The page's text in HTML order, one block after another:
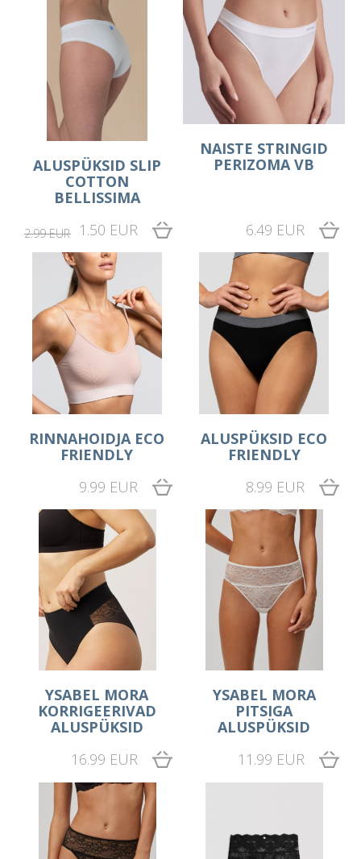
ALUSPÜKSID SLIP
COTTON
BELLISSIMA
2.99 EUR 1.50 EUR
NAISTE STRINGID
PERIZOMA VB
6.49 EUR
RINNAHOIDJA ECO
FRIENDLY
9.99 EUR
ALUSPÜKSID ECO
FRIENDLY
8.99 EUR
YSABEL MORA
KORRIGEERIVAD
ALUSPÜKSID
16.99 EUR
YSABEL MORA
PITSIGA
ALUSPÜKSID
11.99 EUR